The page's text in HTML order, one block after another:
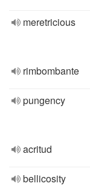
meretricious
rimbombante
pungency
acritud
bellicosity